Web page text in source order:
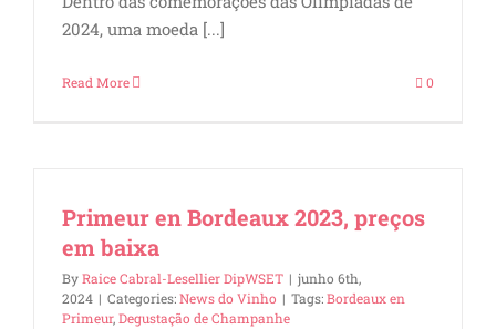
2024, uma moeda [...]
Read More 0
Primeur en Bordeaux 2023, preços
em baixa
ByRaice Cabral-Lesellier DipWSET | junho 6th,
2024 | Categories:News do Vinho | Tags:Bordeaux en
Primeur,Degustação de Champanhe